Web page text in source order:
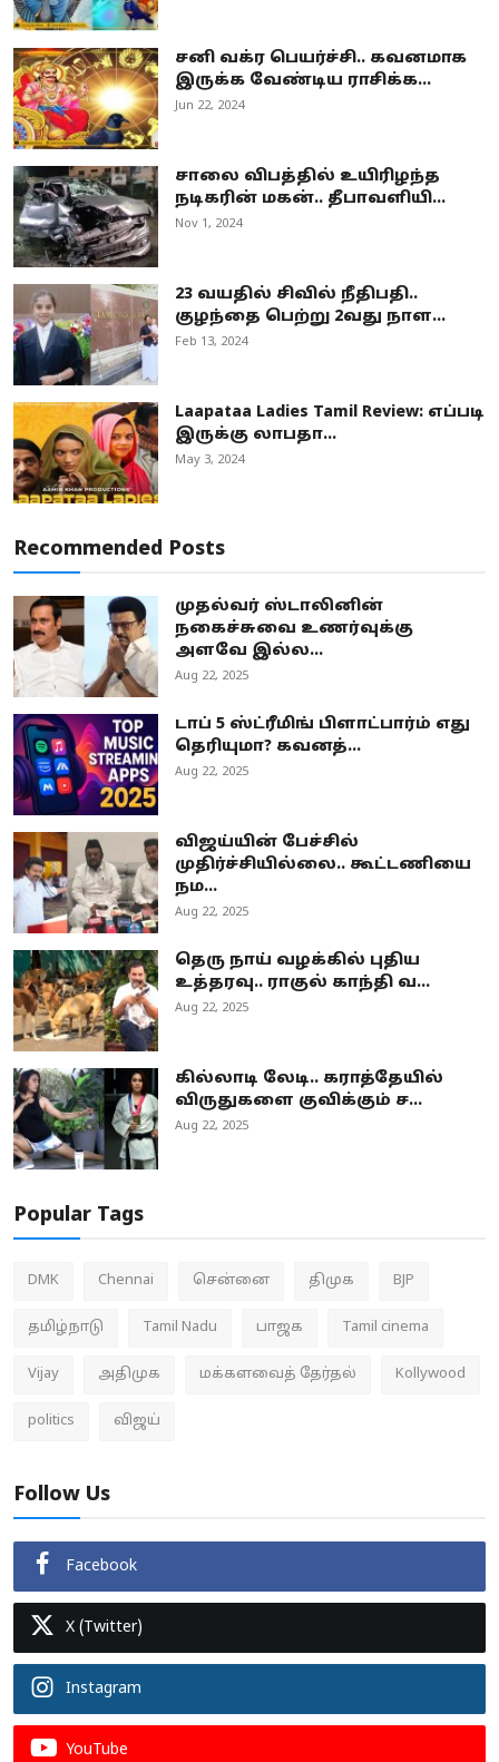
சனி வக்ர பெயர்ச்சி.. கவனமாக
இருக்க வேண்டிய ராசிக்க...
Jun 22, 2024
சாலை விபத்தில் உயிரிழந்த
நடிகரின் மகன்.. தீபாவளியி...
Nov 1, 2024
23 வயதில் சிவில் நீதிபதி..
குழந்தை பெற்று 2வது நாள...
Feb 13, 2024
Laapataa Ladies Tamil Review: எப்படி
இருக்கு லாபதா...
May 3, 2024
Recommended Posts
முதல்வர் ஸ்டாலினின்
நகைச்சுவை உணர்வுக்கு
அளவே இல்ல...
Aug 22, 2025
டாப் 5 ஸ்ட்ரீமிங் பிளாட்பார்ம் எது
தெரியுமா? கவனத்...
Aug 22, 2025
விஜய்யின் பேச்சில்
முதிர்ச்சியில்லை.. கூட்டணியை
நம...
Aug 22, 2025
தெரு நாய் வழக்கில் புதிய
உத்தரவு.. ராகுல் காந்தி வ...
Aug 22, 2025
கில்லாடி லேடி.. கராத்தேயில்
விருதுகளை குவிக்கும் ச...
Aug 22, 2025
Popular Tags
DMK Chennai சென்னை திமுக BJP
தமிழ்நாடு Tamil Nadu பாஜக Tamil cinema
Vijay அதிமுக மக்களவைத் தேர்தல் Kollywood
politics விஜய்
Follow Us
Facebook
X (Twitter)
Instagram
YouTube